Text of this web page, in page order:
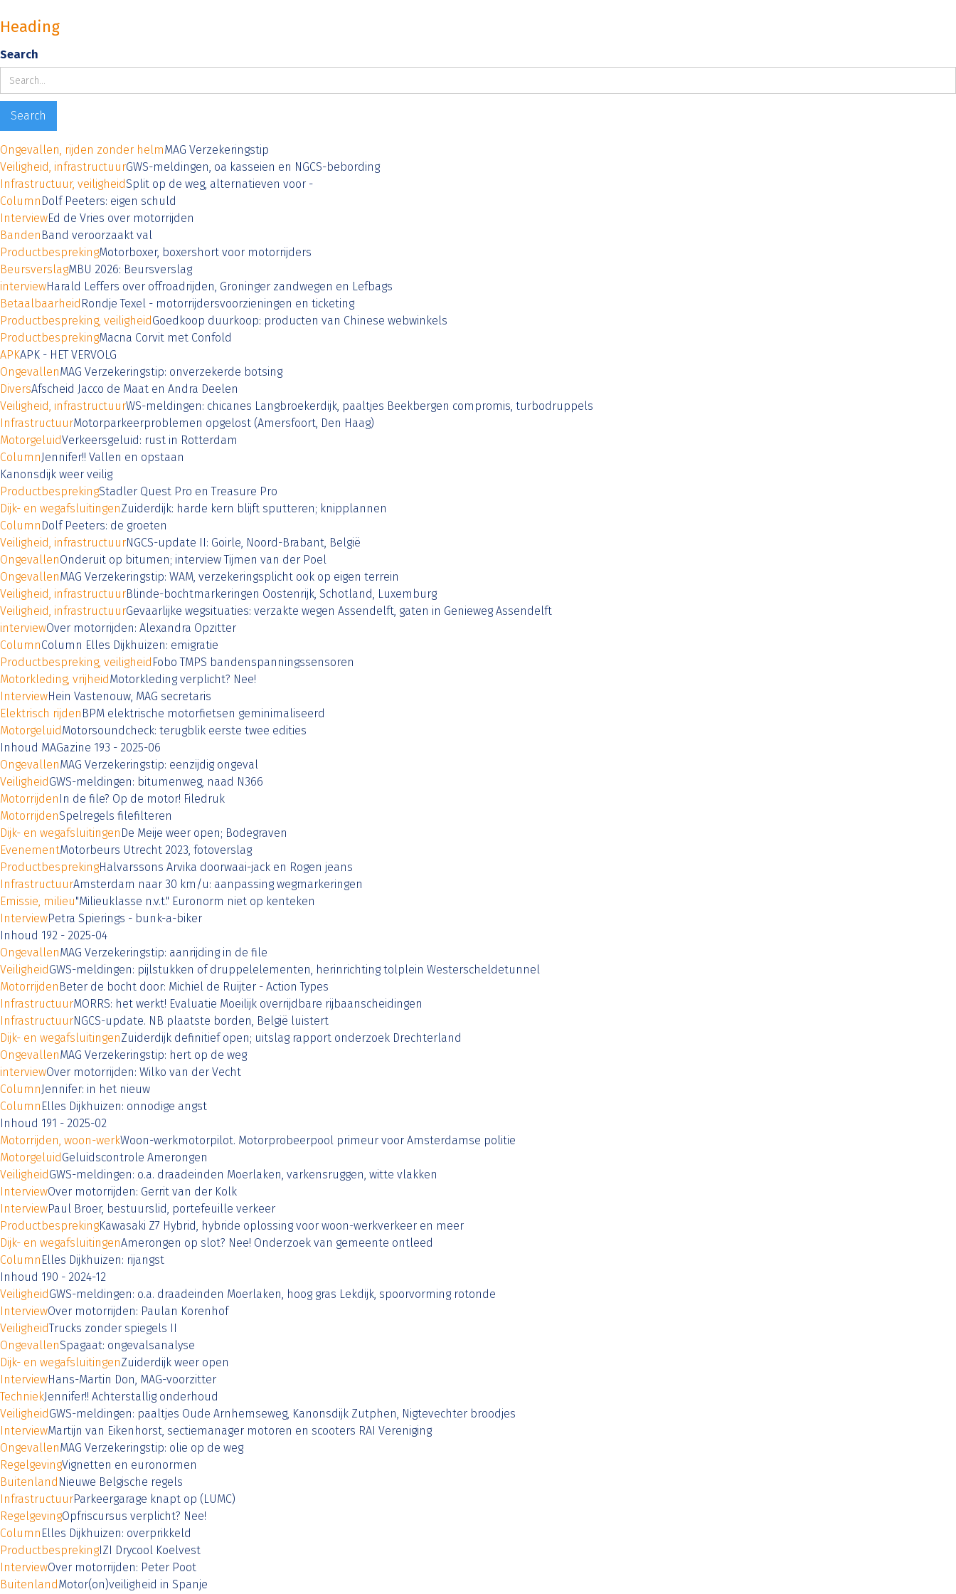
Heading
Search
Ongevallen, rijden zonder helmMAG Verzekeringstip
Veiligheid, infrastructuurGWS-meldingen, oa kasseien en NGCS-bebording
Infrastructuur, veiligheidSplit op de weg, alternatieven voor -
Column Dolf Peeters: eigen schuld
InterviewEd de Vries over motorrijden
Banden Band veroorzaakt val
ProductbesprekingMotorboxer, boxershort voor motorrijders
BeursverslagMBU 2026: Beursverslag
interviewHarald Leffers over offroadrijden, Groninger zandwegen en Lefbags
Betaalbaarheid Rondje Texel - motorrijdersvoorzieningen en ticketing
Productbespreking, veiligheidGoedkoop duurkoop: producten van Chinese webwinkels
ProductbesprekingMacna Corvit met Confold
APKAPK - HET VERVOLG
OngevallenMAG Verzekeringstip: onverzekerde botsing
DiversAfscheid Jacco de Maat en Andra Deelen
Veiligheid, infrastructuurWS-meldingen: chicanes Langbroekerdijk, paaltjes Beekbergen compromis, turbodruppels
InfrastructuurMotorparkeerproblemen opgelost (Amersfoort, Den Haag)
MotorgeluidVerkeersgeluid: rust in Rotterdam
ColumnJennifer!! Vallen en opstaan
Kanonsdijk weer veilig
ProductbesprekingStadler Quest Pro en Treasure Pro
Dijk- en wegafsluitingenZuiderdijk: harde kern blijft sputteren; knipplannen
Column Dolf Peeters: de groeten
Veiligheid, infrastructuurNGCS-update II: Goirle, Noord-Brabant, België
OngevallenOnderuit op bitumen; interview Tijmen van der Poel
OngevallenMAG Verzekeringstip: WAM, verzekeringsplicht ook op eigen terrein
Veiligheid, infrastructuurBlinde-bochtmarkeringen Oostenrijk, Schotland, Luxemburg
Veiligheid, infrastructuurGevaarlijke wegsituaties: verzakte wegen Assendelft, gaten in Genieweg Assendelft
interviewOver motorrijden: Alexandra Opzitter
ColumnColumn Elles Dijkhuizen: emigratie
Productbespreking, veiligheid Fobo TMPS bandenspanningssensoren
Motorkleding, vrijheidMotorkleding verplicht? Nee!
InterviewHein Vastenouw, MAG secretaris
Elektrisch rijden BPM elektrische motorfietsen geminimaliseerd
MotorgeluidMotorsoundcheck: terugblik eerste twee edities
Inhoud MAGazine 193 - 2025-06
OngevallenMAG Verzekeringstip: eenzijdig ongeval
VeiligheidGWS-meldingen: bitumenweg, naad N366
Motorrijden In de file? Op de motor! Filedruk
MotorrijdenSpelregels filefilteren
Dijk- en wegafsluitingen De Meije weer open; Bodegraven
EvenementMotorbeurs Utrecht 2023, fotoverslag
ProductbesprekingHalvarssons Arvika doorwaai-jack en Rogen jeans
InfrastructuurAmsterdam naar 30 km/u: aanpassing wegmarkeringen
Emissie, milieu"Milieuklasse n.v.t." Euronorm niet op kenteken
InterviewPetra Spierings - bunk-a-biker
Inhoud 192 - 2025-04
OngevallenMAG Verzekeringstip: aanrijding in de file
VeiligheidGWS-meldingen: pijlstukken of druppelelementen, herinrichting tolplein Westerscheldetunnel
Motorrijden Beter de bocht door: Michiel de Ruijter - Action Types
InfrastructuurMORRS: het werkt! Evaluatie Moeilijk overrijdbare rijbaanscheidingen
InfrastructuurNGCS-update. NB plaatste borden, België luistert
Dijk- en wegafsluitingenZuiderdijk definitief open; uitslag rapport onderzoek Drechterland
OngevallenMAG Verzekeringstip: hert op de weg
interviewOver motorrijden: Wilko van der Vecht
ColumnJennifer: in het nieuw
Column Elles Dijkhuizen: onnodige angst
Inhoud 191 - 2025-02
Motorrijden, woon-werkWoon-werkmotorpilot. Motorprobeerpool primeur voor Amsterdamse politie
MotorgeluidGeluidscontrole Amerongen
VeiligheidGWS-meldingen: o.a. draadeinden Moerlaken, varkensruggen, witte vlakken
InterviewOver motorrijden: Gerrit van der Kolk
InterviewPaul Broer, bestuurslid, portefeuille verkeer
ProductbesprekingKawasaki Z7 Hybrid, hybride oplossing voor woon-werkverkeer en meer
Dijk- en wegafsluitingenAmerongen op slot? Nee! Onderzoek van gemeente ontleed
Column Elles Dijkhuizen: rijangst
Inhoud 190 - 2024-12
VeiligheidGWS-meldingen: o.a. draadeinden Moerlaken, hoog gras Lekdijk, spoorvorming rotonde
InterviewOver motorrijden: Paulan Korenhof
VeiligheidTrucks zonder spiegels II
OngevallenSpagaat: ongevalsanalyse
Dijk- en wegafsluitingenZuiderdijk weer open
InterviewHans-Martin Don, MAG-voorzitter
TechniekJennifer!! Achterstallig onderhoud
VeiligheidGWS-meldingen: paaltjes Oude Arnhemseweg, Kanonsdijk Zutphen, Nigtevechter broodjes
InterviewMartijn van Eikenhorst, sectiemanager motoren en scooters RAI Vereniging
OngevallenMAG Verzekeringstip: olie op de weg
RegelgevingVignetten en euronormen
Buitenland Nieuwe Belgische regels
InfrastructuurParkeergarage knapt op (LUMC)
RegelgevingOpfriscursus verplicht? Nee!
Column Elles Dijkhuizen: overprikkeld
ProductbesprekingIZI Drycool Koelvest
InterviewOver motorrijden: Peter Poot
BuitenlandMotor(on)veiligheid in Spanje